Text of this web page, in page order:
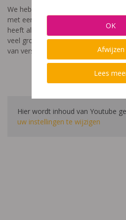
We hebben een video gemaakt die
met een leerstoornis. De film met
heeft als doel aan te tonen dat de
veel groter is dan enkel wat je ziet in
van verschillende leerlingen en ouders.
Hier wordt inhoud van Youtube
uw instellingen te wijzigen
OK
Afwijzen
Lees